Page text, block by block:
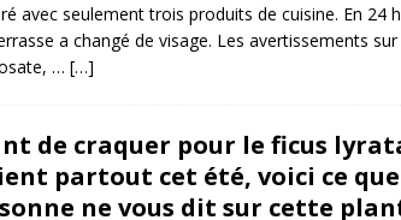
avec seulement trois produits de cuisine. En 24
a changé de visage. Les avertissements sur
… […]
de craquer pour le ficus
partout cet été, voici ce que
ne vous dit sur cette